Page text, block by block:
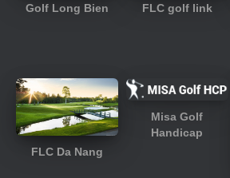
Golf Long Bien FLC golf link
FLC Da Nang
Misa Golf
Handicap